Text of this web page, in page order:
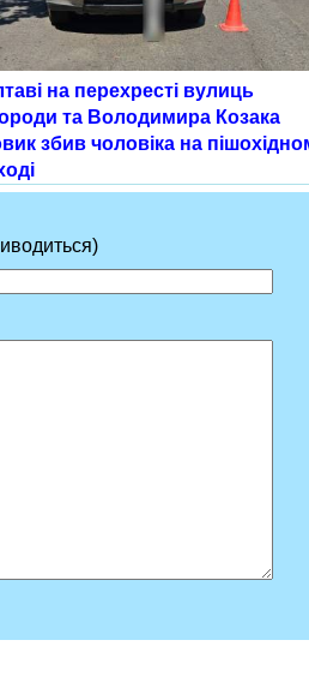
на перехресті вулиць
та Володимира Козака
збив чоловіка на